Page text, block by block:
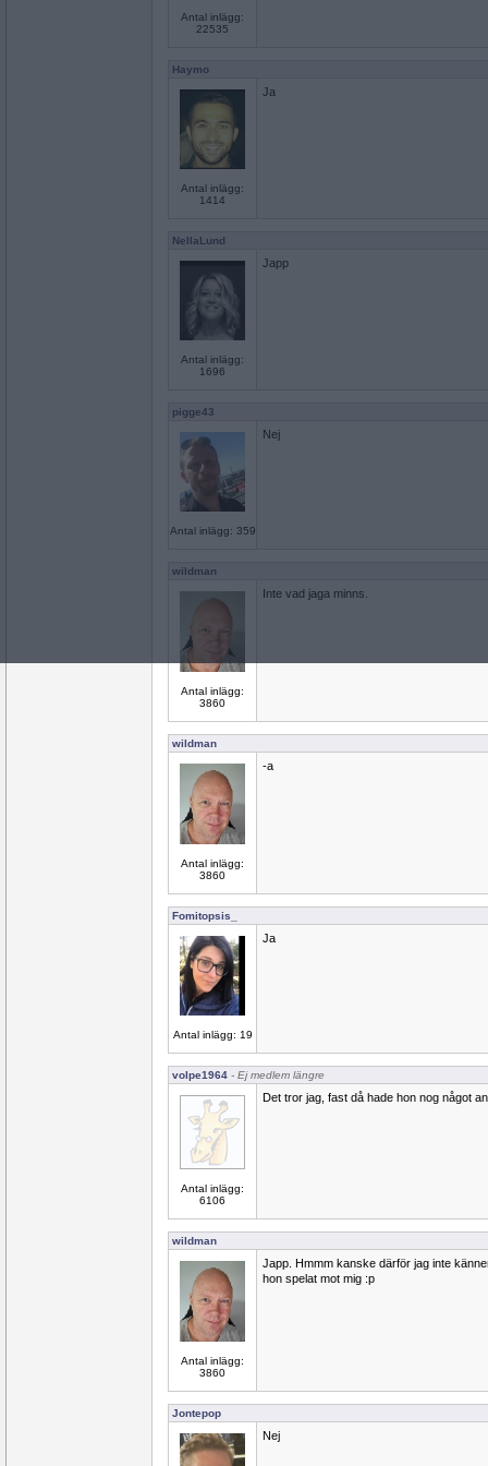
Antal inlägg:
22535
Haymo
Antal inlägg:
1414
Ja
NellaLund
Antal inlägg:
1696
Japp
pigge43
Antal inlägg: 359
Nej
wildman
Antal inlägg:
3860
Inte vad jaga minns.
wildman
Antal inlägg:
3860
-a
Fomitopsis_
Antal inlägg: 19
Ja
volpe1964 - Ej medlem längre
Antal inlägg:
6106
Det tror jag, fast då hade hon nog något
wildman
Antal inlägg:
3860
Japp. Hmmm kanske därför jag inte
hon spelat mot mig :p
Jontepop
Nej